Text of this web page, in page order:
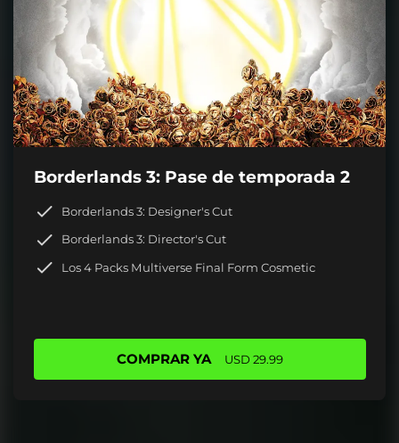
Borderlands 3: Pase de temporada 2
Borderlands 3: Designer's Cut
Borderlands 3: Director's Cut
Los 4 Packs Multiverse Final Form Cosmetic
COMPRAR YA USD 29.99